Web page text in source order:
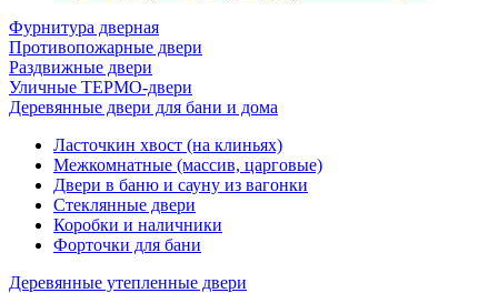
Фурнитура дверная
Противопожарные двери
Раздвижные двери
Уличные ТЕРМО-двери
Деревянные двери для бани и дома
Ласточкин хвост (на клиньях)
Межкомнатные (массив, царговые)
Двери в баню и сауну из вагонки
Стеклянные двери
Коробки и наличники
Форточки для бани
Деревянные утепленные двери